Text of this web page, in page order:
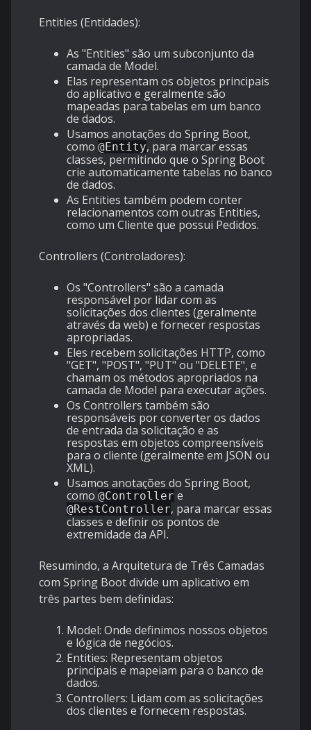
Entities (Entidades):
As "Entities" são um subconjunto da
camada de Model.
Elas representam os objetos principais
do aplicativo e geralmente são
mapeadas para tabelas em um banco
de dados.
Usamos anotações do Spring Boot,
como @Entity, para marcar essas
classes, permitindo que o Spring Boot
crie automaticamente tabelas no banco
de dados.
As Entities também podem conter
relacionamentos com outras Entities,
como um Cliente que possui Pedidos.
Controllers (Controladores):
Os "Controllers" são a camada
responsável por lidar com as
solicitações dos clientes (geralmente
através da web) e fornecer respostas
apropriadas.
Eles recebem solicitações HTTP, como
"GET", "POST", "PUT" ou "DELETE", e
chamam os métodos apropriados na
camada de Model para executar ações.
Os Controllers também são
responsáveis por converter os dados
de entrada da solicitação e as
respostas em objetos compreensíveis
para o cliente (geralmente em JSON ou
XML).
Usamos anotações do Spring Boot,
como @Controller e
@RestController, para marcar essas
classes e definir os pontos de
extremidade da API.
Resumindo, a Arquitetura de Três Camadas
com Spring Boot divide um aplicativo em
três partes bem definidas:
Model: Onde definimos nossos objetos
e lógica de negócios.
Entities: Representam objetos
principais e mapeiam para o banco de
dados.
Controllers: Lidam com as solicitações
dos clientes e fornecem respostas.